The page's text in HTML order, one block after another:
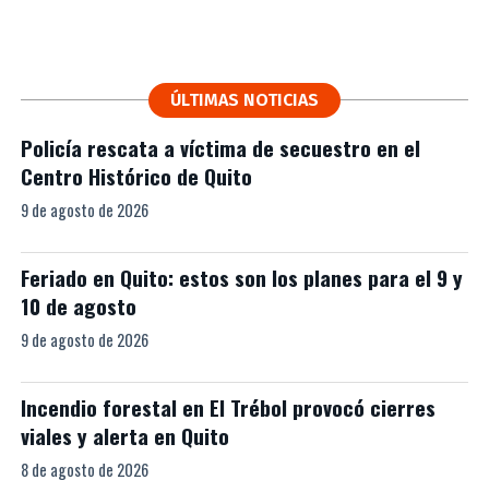
ÚLTIMAS NOTICIAS
Policía rescata a víctima de secuestro en el
Centro Histórico de Quito
9 de agosto de 2026
Feriado en Quito: estos son los planes para el 9 y
10 de agosto
9 de agosto de 2026
Incendio forestal en El Trébol provocó cierres
viales y alerta en Quito
8 de agosto de 2026